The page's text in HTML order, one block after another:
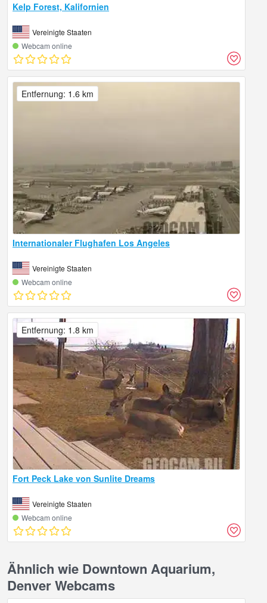
Kelp Forest, Kalifornien
Vereinigte Staaten
Webcam online
Internationaler Flughafen Los Angeles
Vereinigte Staaten
Webcam online
Entfernung: 1.6 km
Fort Peck Lake von Sunlite Dreams
Vereinigte Staaten
Webcam online
Entfernung: 1.8 km
Ähnlich wie Downtown Aquarium,
Denver Webcams